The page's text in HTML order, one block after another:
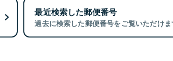
最近検索した郵便番号
過去に検索した郵便番号をご覧いただけま